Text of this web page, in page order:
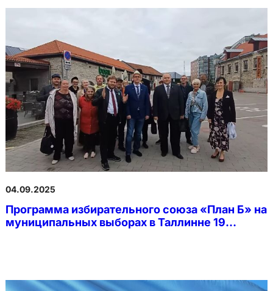
04.09.2025
Программа избирательного союза «План Б» на
муниципальных выборах в Таллинне 19